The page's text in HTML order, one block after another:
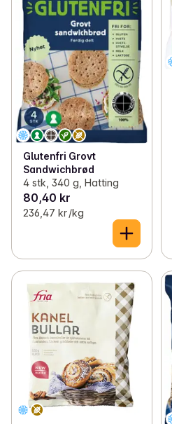
Glutenfri Grovt
Sandwichbrød
4 stk, 340 g, Hatting
80,40 kr
236,47 kr /kg